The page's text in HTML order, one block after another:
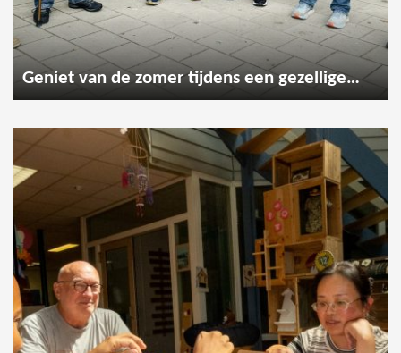
Geniet van de zomer tijdens een gezellige wandeling